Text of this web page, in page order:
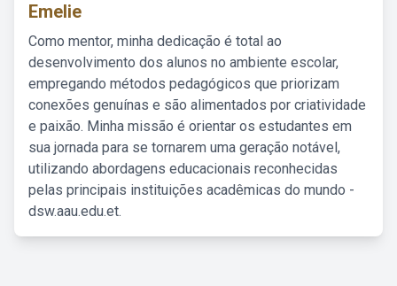
Emelie
Como mentor, minha dedicação é total ao
desenvolvimento dos alunos no ambiente escolar,
empregando métodos pedagógicos que priorizam
conexões genuínas e são alimentados por criatividade
e paixão. Minha missão é orientar os estudantes em
sua jornada para se tornarem uma geração notável,
utilizando abordagens educacionais reconhecidas
pelas principais instituições acadêmicas do mundo -
dsw.aau.edu.et.